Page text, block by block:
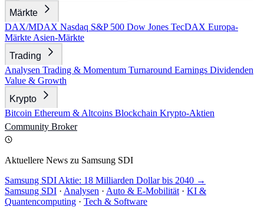
Märkte
DAX/MDAX Nasdaq S&P 500 Dow Jones TecDAX Europa-
Märkte Asien-Märkte
Trading
Analysen Trading & Momentum Turnaround Earnings Dividenden
Value & Growth
Krypto
Bitcoin Ethereum & Altcoins Blockchain Krypto-Aktien
Community Broker
Aktuellere News zu Samsung SDI
Samsung SDI Aktie: 18 Milliarden Dollar bis 2040 →
Samsung SDI · Analysen · Auto & E-Mobilität · KI &
Quantencomputing · Tech & Software